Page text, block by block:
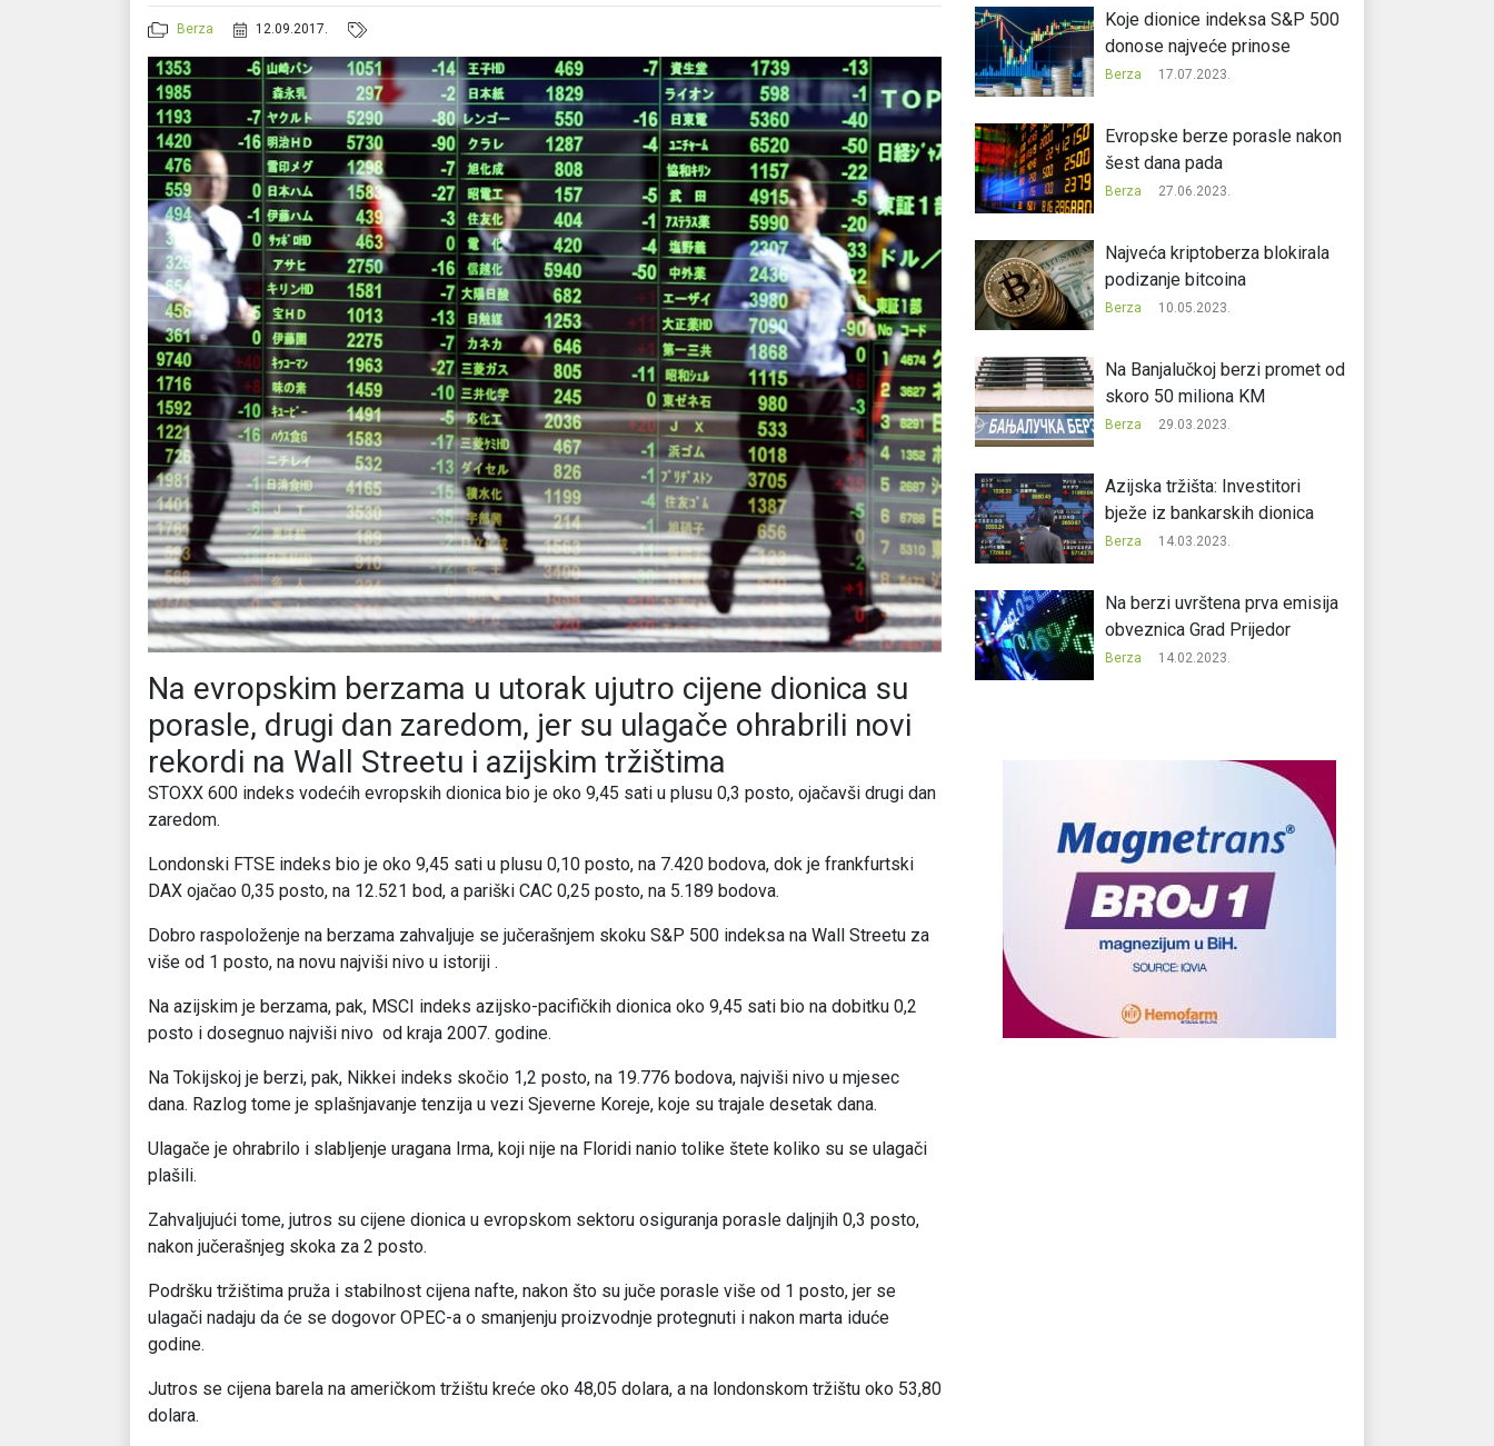
Berza 12.09.2017.
Na evropskim berzama u utorak ujutro cijene dionica su
porasle, drugi dan zaredom, jer su ulagače ohrabrili novi
rekordi na Wall Streetu i azijskim tržištima
STOXX 600 indeks vodećih evropskih dionica bio je oko 9,45 sati u plusu 0,3 posto, ojačavši drugi dan
zaredom.
Londonski FTSE indeks bio je oko 9,45 sati u plusu 0,10 posto, na 7.420 bodova, dok je frankfurtski
DAX ojačao 0,35 posto, na 12.521 bod, a pariški CAC 0,25 posto, na 5.189 bodova.
Dobro raspoloženje na berzama zahvaljuje se jučerašnjem skoku S&P 500 indeksa na Wall Streetu za
više od 1 posto, na novu najviši nivo u istoriji .
Na azijskim je berzama, pak, MSCI indeks azijsko-pacifičkih dionica oko 9,45 sati bio na dobitku 0,2
posto i dosegnuo najviši nivo od kraja 2007. godine.
Na Tokijskoj je berzi, pak, Nikkei indeks skočio 1,2 posto, na 19.776 bodova, najviši nivo u mjesec
dana. Razlog tome je splašnjavanje tenzija u vezi Sjeverne Koreje, koje su trajale desetak dana.
Ulagače je ohrabrilo i slabljenje uragana Irma, koji nije na Floridi nanio tolike štete koliko su se ulagači
plašili.
Zahvaljujući tome, jutros su cijene dionica u evropskom sektoru osiguranja porasle daljnjih 0,3 posto,
nakon jučerašnjeg skoka za 2 posto.
Podršku tržištima pruža i stabilnost cijena nafte, nakon što su juče porasle više od 1 posto, jer se
ulagači nadaju da će se dogovor OPEC-a o smanjenju proizvodnje protegnuti i nakon marta iduće
godine.
Jutros se cijena barela na američkom tržištu kreće oko 48,05 dolara, a na londonskom tržištu oko 53,80
dolara.
Koje dionice indeksa S&P 500
donose najveće prinose
Berza 17.07.2023.
Evropske berze porasle nakon
šest dana pada
Berza 27.06.2023.
Najveća kriptoberza blokirala
podizanje bitcoina
Berza 10.05.2023.
Na Banjalučkoj berzi promet od
skoro 50 miliona KM
Berza 29.03.2023.
Azijska tržišta: Investitori
bježe iz bankarskih dionica
Berza 14.03.2023.
Na berzi uvrštena prva emisija
obveznica Grad Prijedor
Berza 14.02.2023.